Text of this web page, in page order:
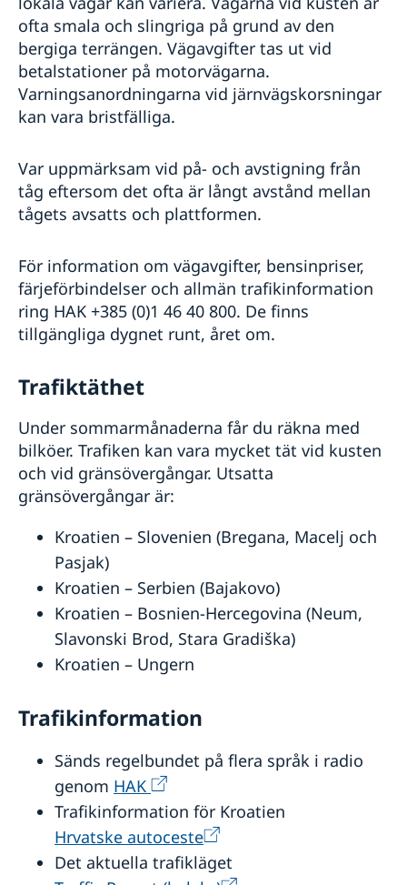
ofta smala och slingriga på grund av den
bergiga terrängen. Vägavgifter tas ut vid
betalstationer på motorvägarna.
Varningsanordningarna vid järnvägskorsningar
kan vara bristfälliga.
Var uppmärksam vid på- och avstigning från
tåg eftersom det ofta är långt avstånd mellan
tågets avsatts och plattformen.
För information om vägavgifter, bensinpriser,
färjeförbindelser och allmän trafikinformation
ring HAK +385 (0)1 46 40 800. De finns
tillgängliga dygnet runt, året om.
Trafiktäthet
Under sommarmånaderna får du räkna med
bilköer. Trafiken kan vara mycket tät vid kusten
och vid gränsövergångar. Utsatta
gränsövergångar är:
Kroatien – Slovenien (Bregana, Macelj och
Pasjak)
Kroatien – Serbien (Bajakovo)
Kroatien – Bosnien-Hercegovina (Neum,
Slavonski Brod, Stara Gradiška)
Kroatien – Ungern
Trafikinformation
Sänds regelbundet på flera språk i radio
genom HAK
Trafikinformation för Kroatien
Hrvatske autoceste
Det aktuella trafikläget